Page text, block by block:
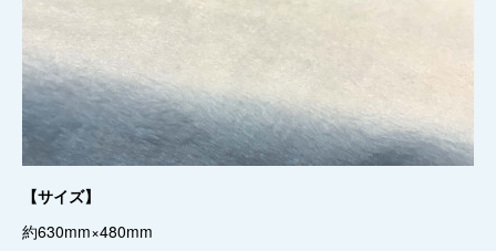
【サイズ】
約630mm×480mm